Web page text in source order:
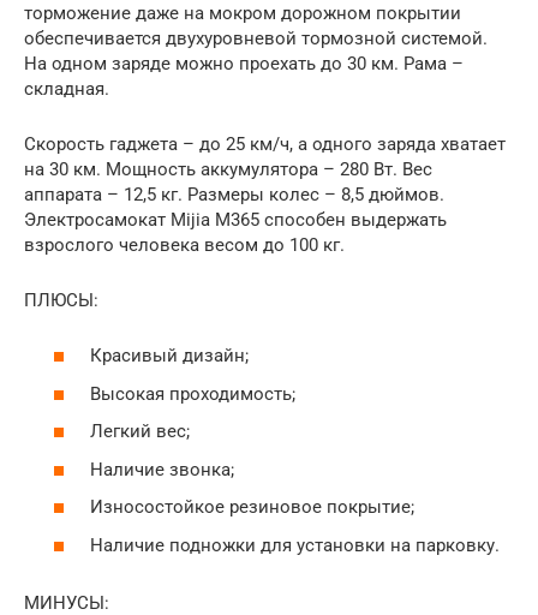
торможение даже на мокром дорожном покрытии
обеспечивается двухуровневой тормозной системой.
На одном заряде можно проехать до 30 км. Рама –
складная.
Скорость гаджета – до 25 км/ч, а одного заряда хватает
на 30 км. Мощность аккумулятора – 280 Вт. Вес
аппарата – 12,5 кг. Размеры колес – 8,5 дюймов.
Электросамокат Mijia M365 способен выдержать
взрослого человека весом до 100 кг.
ПЛЮСЫ:
Красивый дизайн;
Высокая проходимость;
Легкий вес;
Наличие звонка;
Износостойкое резиновое покрытие;
Наличие подножки для установки на парковку.
МИНУСЫ: